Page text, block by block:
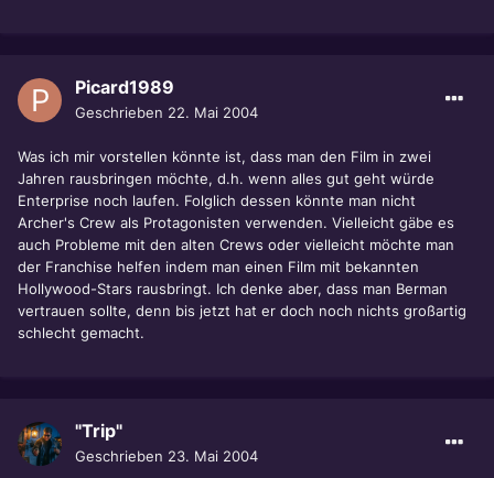
Picard1989
Geschrieben 22. Mai 2004
Was ich mir vorstellen könnte ist, dass man den Film in zwei
Jahren rausbringen möchte, d.h. wenn alles gut geht würde
Enterprise noch laufen. Folglich dessen könnte man nicht
Archer's Crew als Protagonisten verwenden. Vielleicht gäbe es
auch Probleme mit den alten Crews oder vielleicht möchte man
der Franchise helfen indem man einen Film mit bekannten
Hollywood-Stars rausbringt. Ich denke aber, dass man Berman
vertrauen sollte, denn bis jetzt hat er doch noch nichts großartig
schlecht gemacht.
"Trip"
Geschrieben 23. Mai 2004